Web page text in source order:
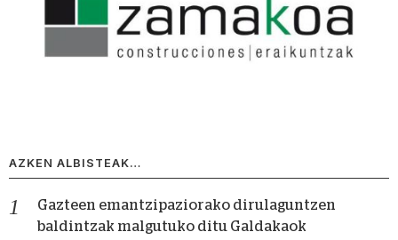
AZKEN ALBISTEAK…
Gazteen emantzipaziorako dirulaguntzen
baldintzak malgutuko ditu Galdakaok